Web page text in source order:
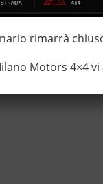
garanzia con i
Uno Nei
rimarrà
Motors 4×4